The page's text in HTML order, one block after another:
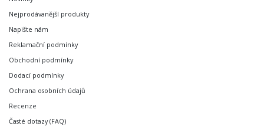
Nejprodávanější produkty
Napište nám
Reklamační podmínky
Obchodní podmínky
Dodací podmínky
Ochrana osobních údajů
Recenze
Časté dotazy (FAQ)